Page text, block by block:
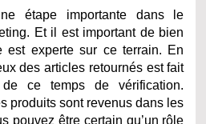
étape importante dans le
Et il est important de bien
est experte sur ce terrain. En
des articles retournés est fait
ce temps de vérification.
produits sont revenus dans les
pouvez être certain qu’un rôle